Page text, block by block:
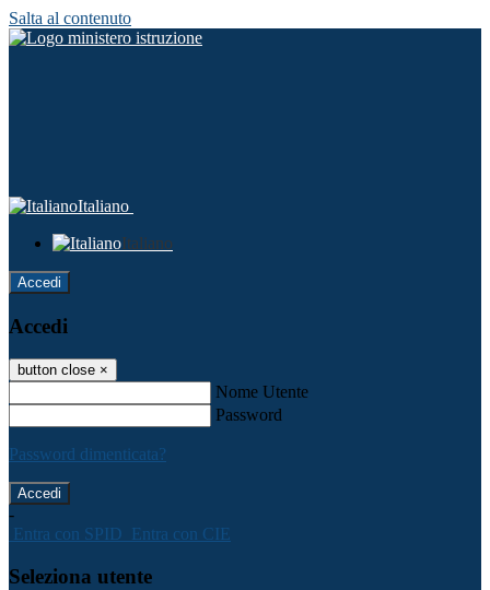
Salta al contenuto
Italiano
Italiano
Accedi
Accedi
button close ×
Nome Utente
Password
Password dimenticata?
-
Entra con SPID Entra con CIE
Seleziona utente